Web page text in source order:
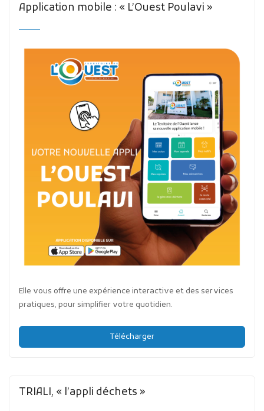
Application mobile : « L’Ouest Poulavi »
Elle vous offre une expérience interactive et des services
pratiques, pour simplifier votre quotidien.
Télécharger
TRIALI, « l’appli déchets »